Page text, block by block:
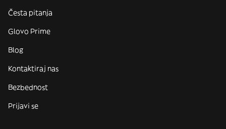
Česta pitanja
Glovo Prime
Blog
Kontaktiraj nas
Bezbednost
Prijavi se